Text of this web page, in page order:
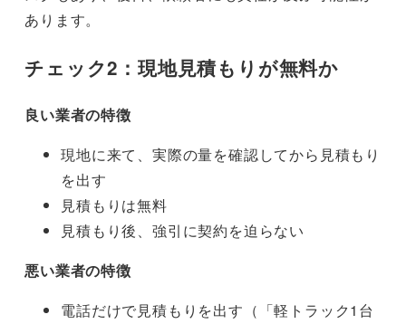
あります。
チェック2：現地見積もりが無料か
良い業者の特徴
現地に来て、実際の量を確認してから見積もり
を出す
見積もりは無料
見積もり後、強引に契約を迫らない
悪い業者の特徴
電話だけで見積もりを出す（「軽トラック1台